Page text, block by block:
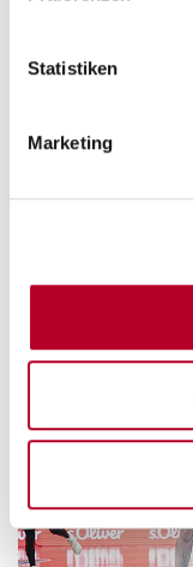
Statistiken
Marketing